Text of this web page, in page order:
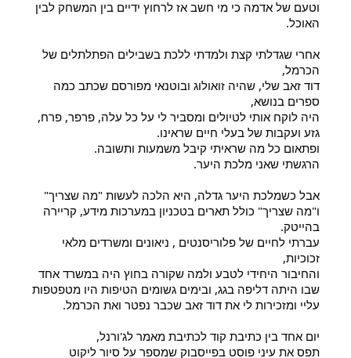
האוכל.
הכרמל,
ספרים בנושא,
גזע ועקבות של בעלי חיים שראינו.
ופתאום כל מה שראיתי קיבל משמעות ותשובה.
הרגשתי שאני מלכת היער.
אבל כשמלכת היער גדלה, היא הלכה לעשות "מה שצריך"
בהייטק.
זכוכיות,
עליי ומזכירות לי את דוד זאב שכבר נפטר ואת הכרמל.
יום אחד בין כתיבת קוד לכתיבת מאמר לג'ורנל,